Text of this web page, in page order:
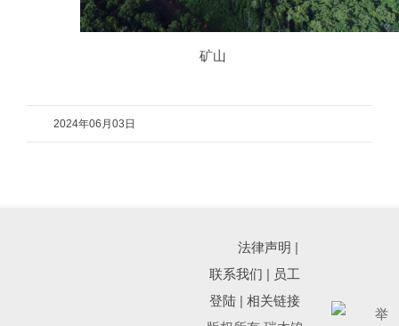
矿山
2024年06月03日
法律声明 |
联系我们 | 员工
登陆 |相关链接